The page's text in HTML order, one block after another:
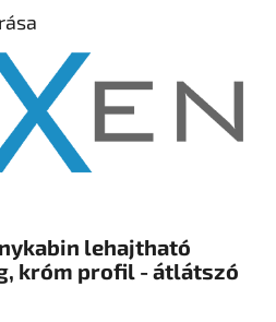
lehajtható
króm profil - átlátszó